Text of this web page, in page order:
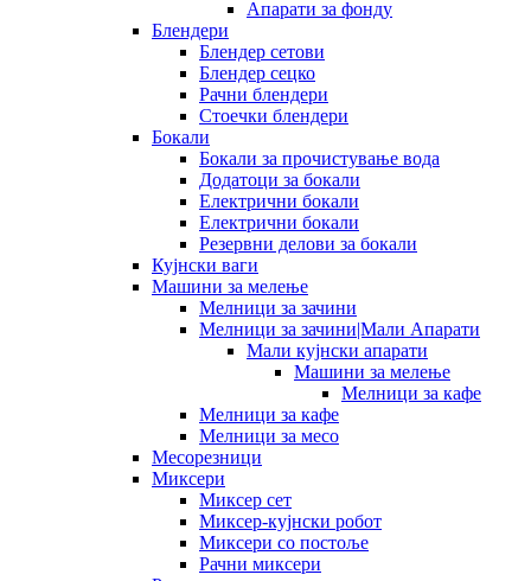
Апарати за фонду
Блендери
Блендер сетови
Блендер сецко
Рачни блендери
Стоечки блендери
Бокали
Бокали за прочистување вода
Додатоци за бокали
Електрични бокали
Електрични бокали
Резервни делови за бокали
Кујнски ваги
Машини за мелење
Мелници за зачини
Мелници за зачини|Мали Апарати
Мали кујнски апарати
Машини за мелење
Мелници за кафе
Мелници за кафе
Мелници за месо
Месорезници
Миксери
Миксер сет
Миксер-кујнски робот
Миксери со постоље
Рачни миксери